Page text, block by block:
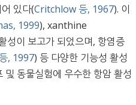
있다(Critchlow 등, 1967). 이
1999), xanthine
성이 보고가 되었으며, 항염증
, 1997) 등 다양한 기능성 활성
동물실험에 우수한 항암 활성